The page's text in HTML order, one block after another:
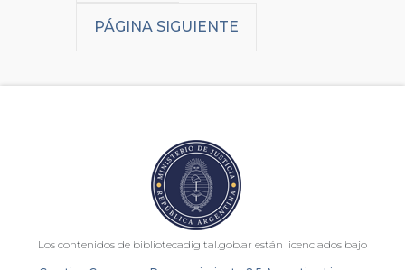
PÁGINA SIGUIENTE
Los contenidos de bibliotecadigital.gob.ar están licenciados bajo